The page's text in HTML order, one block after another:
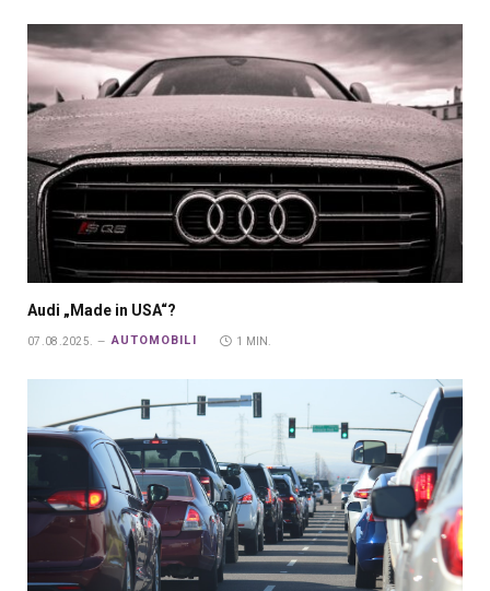
Audi „Made in USA“?
07.08.2025. AUTOMOBILI 1 MIN.